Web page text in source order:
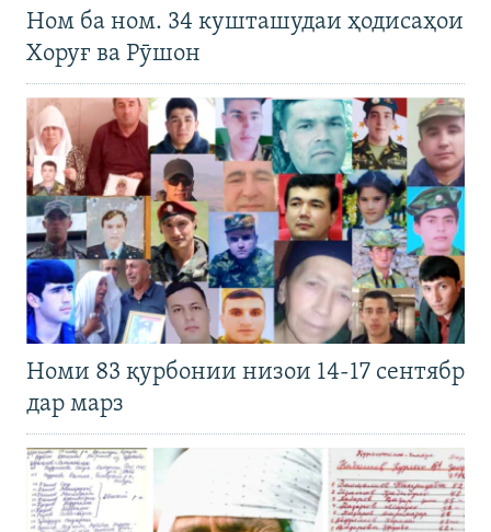
Ном ба ном. 34 кушташудаи ҳодисаҳои
Хоруғ ва Рӯшон
Номи 83 қурбонии низои 14-17 сентябр
дар марз